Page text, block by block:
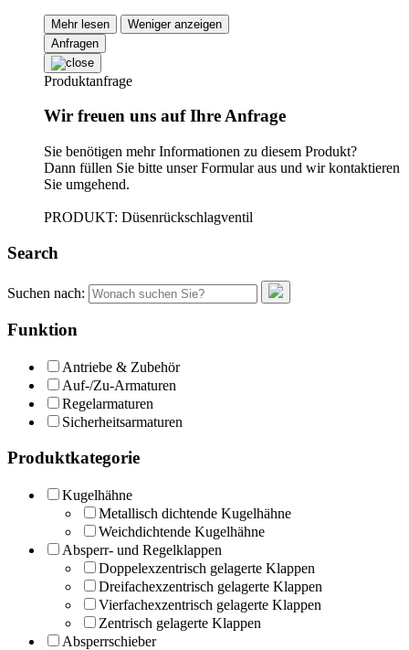
Mehr lesen
Weniger anzeigen
Anfragen
Produktanfrage
Wir freuen uns auf Ihre Anfrage
Sie benötigen mehr Informationen zu diesem Produkt?
Dann füllen Sie bitte unser Formular aus und wir kontaktieren
Sie umgehend.
PRODUKT: Düsenrückschlagventil
Search
Suchen nach:
Funktion
Antriebe & Zubehör
Auf-/Zu-Armaturen
Regelarmaturen
Sicherheitsarmaturen
Produktkategorie
Kugelhähne
Metallisch dichtende Kugelhähne
Weichdichtende Kugelhähne
Absperr- und Regelklappen
Doppelexzentrisch gelagerte Klappen
Dreifachexzentrisch gelagerte Klappen
Vierfachexzentrisch gelagerte Klappen
Zentrisch gelagerte Klappen
Absperrschieber